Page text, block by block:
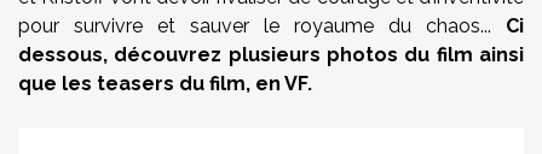
pour survivre et sauver le royaume du chaos... Ci
dessous, découvrez plusieurs photos du film ainsi
que les teasers du film, en VF.